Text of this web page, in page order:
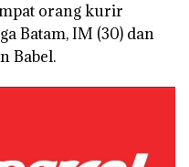
orang kurir
Batam, IM (30) dan
Babel.